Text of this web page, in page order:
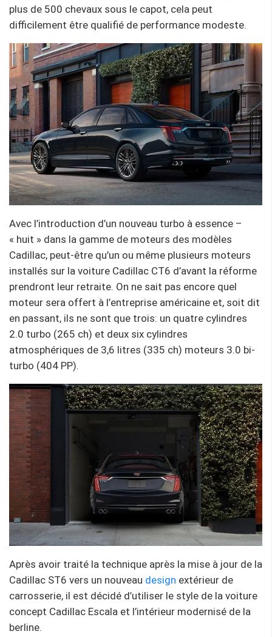
plus de 500 chevaux sous le capot, cela peut
difficilement être qualifié de performance modeste.
Avec l’introduction d’un nouveau turbo à essence –
« huit » dans la gamme de moteurs des modèles
Cadillac, peut-être qu’un ou même plusieurs moteurs
installés sur la voiture Cadillac CT6 d’avant la réforme
prendront leur retraite. On ne sait pas encore quel
moteur sera offert à l’entreprise américaine et, soit dit
en passant, ils ne sont que trois: un quatre cylindres
2.0 turbo (265 ch) et deux six cylindres
atmosphériques de 3,6 litres (335 ch) moteurs 3.0 bi-
turbo (404 PP).
Après avoir traité la technique après la mise à jour de la
Cadillac ST6 vers un nouveau design extérieur de
carrosserie, il est décidé d’utiliser le style de la voiture
concept Cadillac Escala et l’intérieur modernisé de la
berline.